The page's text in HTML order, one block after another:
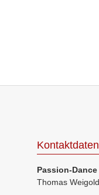
Kontaktdaten
Passion-Dance
Thomas Weigold